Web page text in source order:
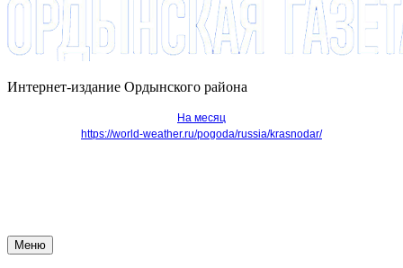
Интернет-издание Ордынского района
На месяц
https://world-weather.ru/pogoda/russia/krasnodar/
Меню